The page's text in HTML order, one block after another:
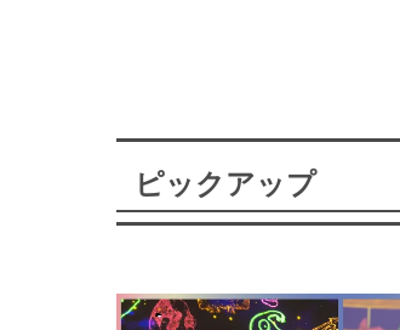
ピックアップ